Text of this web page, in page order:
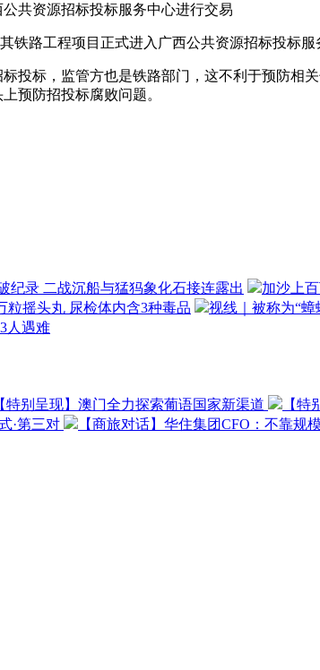
共资源招标投标服务中心进行交易
工程项目正式进入广西公共资源招标投标服
标，监管方也是铁路部门，这不利于预防相
预防招投标腐败问题。
纪录 二战沉船与猛犸象化石接连露出
加沙上
粒摇头丸 尿检体内含3种毒品 视线｜被称为“
人遇难
【特别呈现】澳门全力探索葡语国家新渠道 【
·第三对 【商旅对话】华住集团CFO：不靠规